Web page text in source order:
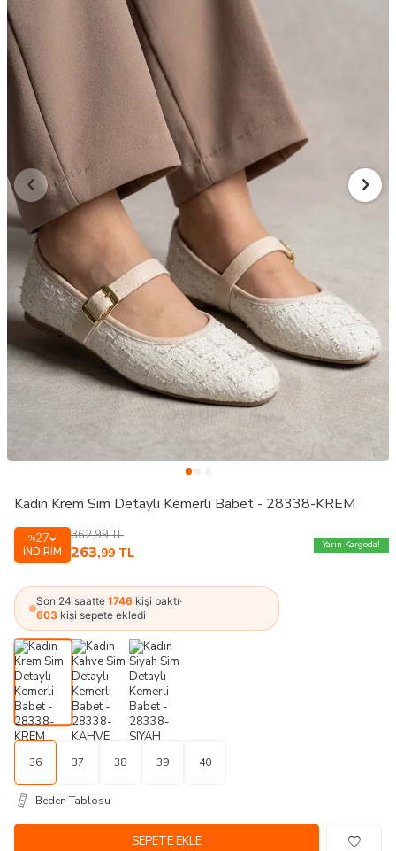
Kadın Krem Sim Detaylı Kemerli Babet - 28338-KREM
%27
İNDIRIM
362,99TL
263,99 TL
Yarın Kargoda!
Son 24 saatte 1746 kişi baktı·
603 kişi sepete ekledi
36 37 38 39 40
Beden Tablosu
SEPETE EKLE